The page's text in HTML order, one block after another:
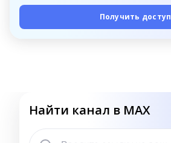
Получить доступ
Найти канал в MAX